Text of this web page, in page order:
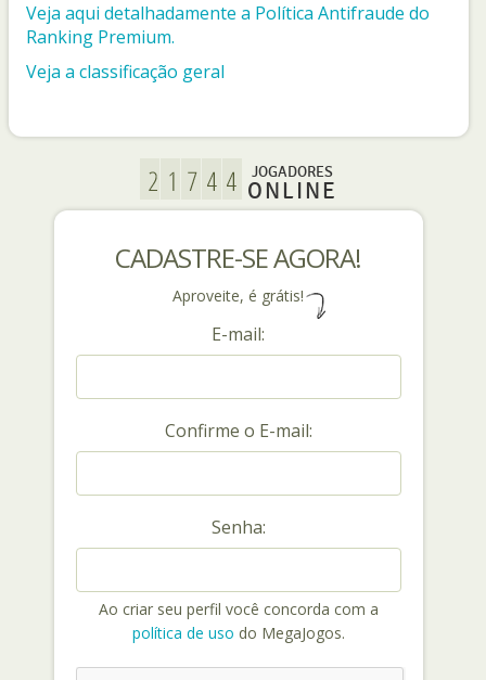
Veja aqui detalhadamente a Política Antifraude do
Ranking Premium.
Veja a classificação geral
JOGADORES
ONLINE
CADASTRE-SE AGORA!
Aproveite, é grátis!
E-mail:
Confirme o E-mail:
Senha:
Ao criar seu perfil você concorda com a
política de uso do MegaJogos.